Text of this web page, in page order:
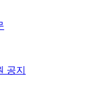
공지